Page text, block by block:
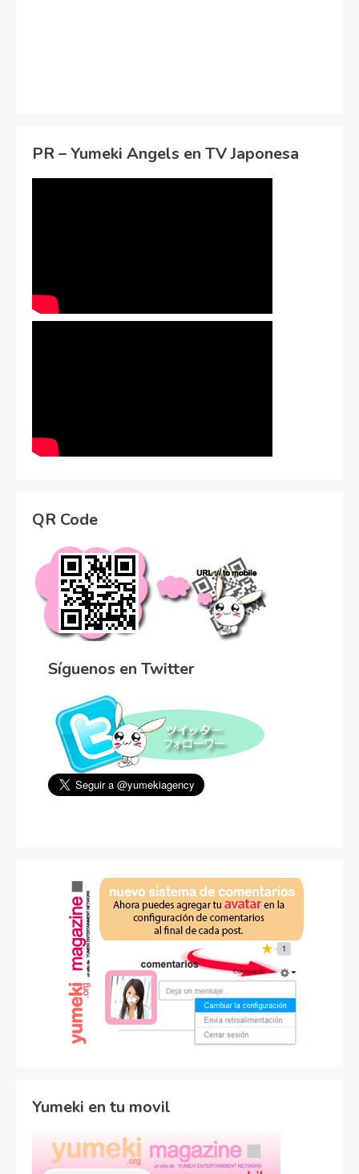
PR – Yumeki Angels en TV Japonesa
QR Code
Síguenos en Twitter
Yumeki en tu movil